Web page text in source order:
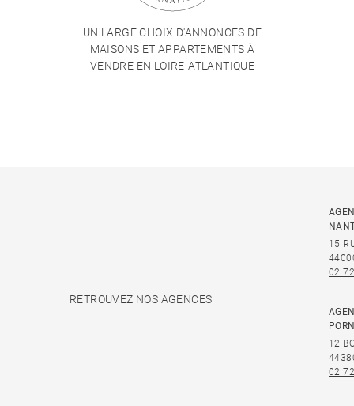
UN LARGE CHOIX D'ANNONCES DE
MAISONS ET APPARTEMENTS À
VENDRE EN LOIRE-ATLANTIQUE
RETROUVEZ NOS AGENCES
15
02
12
02